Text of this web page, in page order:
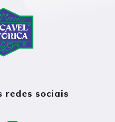
redes sociais